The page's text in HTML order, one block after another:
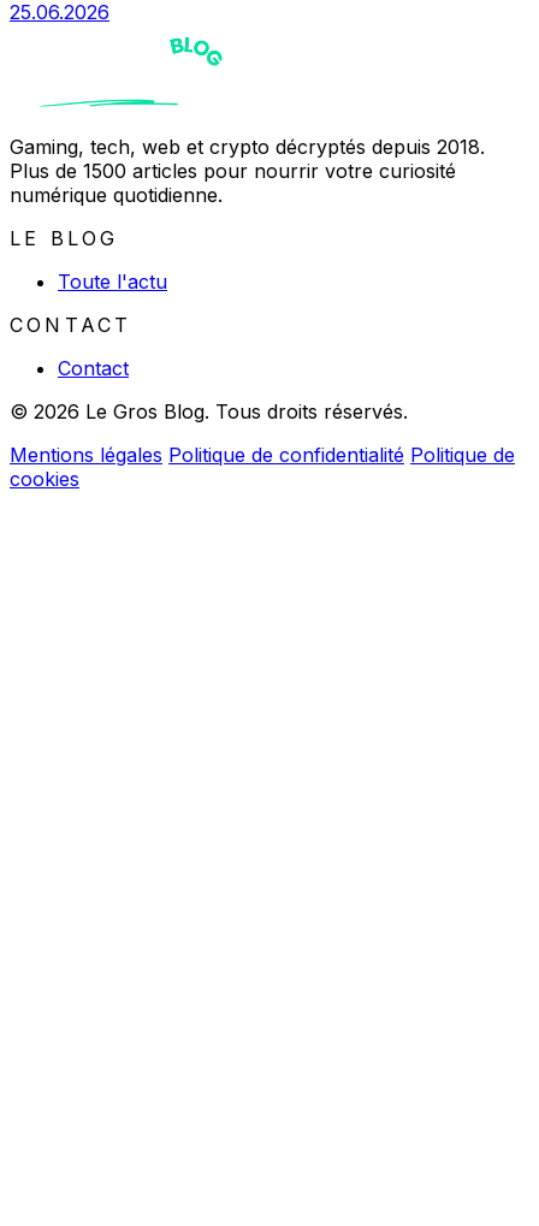
25.06.2026
Gaming, tech, web et crypto décryptés depuis 2018.
Plus de 1500 articles pour nourrir votre curiosité
numérique quotidienne.
LE BLOG
Toute l'actu
CONTACT
Contact
© 2026 Le Gros Blog. Tous droits réservés.
Mentions légales Politique de confidentialité Politique de
cookies